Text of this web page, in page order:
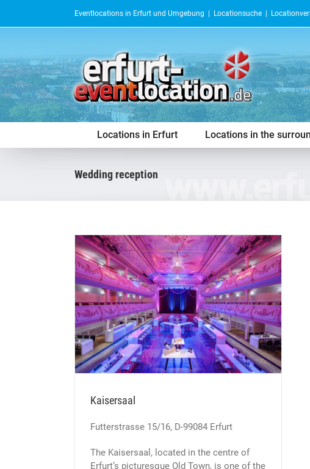
Eventlocations in Erfurt und Umgebung | Locationsuche
Locations in Erfurt Locations in the
wedding reception
Kaisersaal
Futterstrasse 15/16, D-99084 Erfurt
The Kaisersaal, located in the centre of
Erfurt’s picturesque Old Town, is one of the